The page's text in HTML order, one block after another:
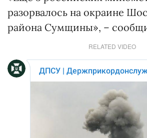
разорвалось на окраине
района Сумщины», –
RELATED VIDEO